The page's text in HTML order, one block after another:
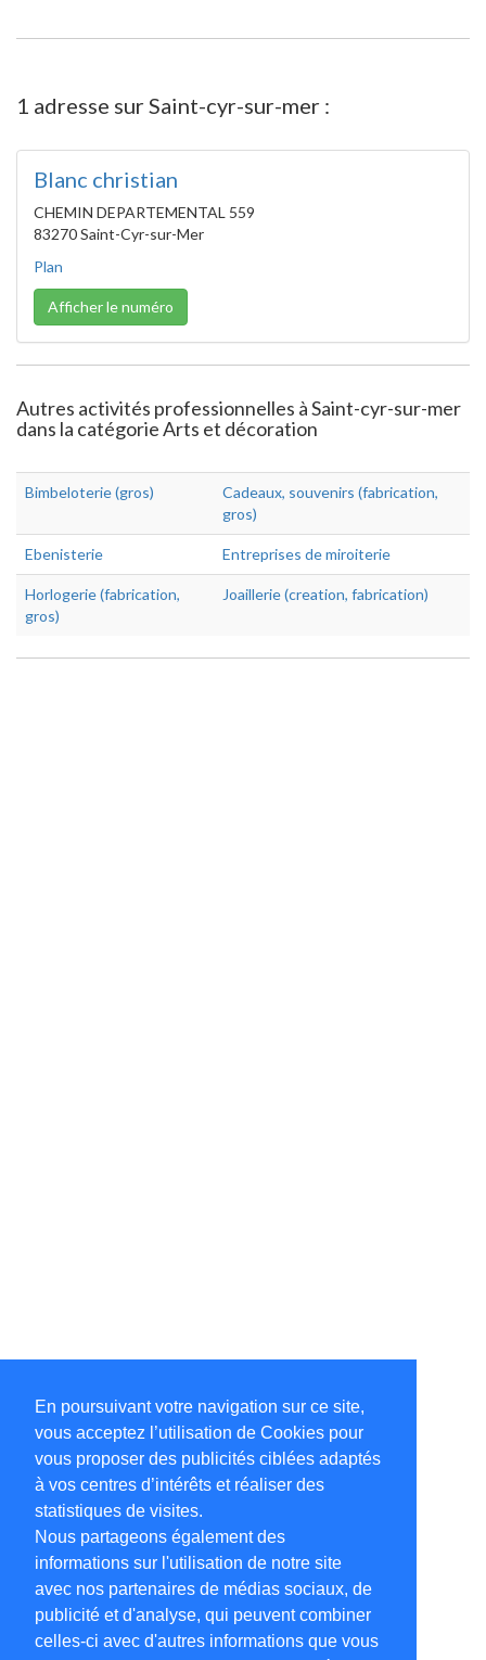
En poursuivant votre navigation sur ce site,
vous acceptez l’utilisation de Cookies pour
vous proposer des publicités ciblées adaptés
à vos centres d’intérêts et réaliser des
statistiques de visites.
Nous partageons également des
informations sur l'utilisation de notre site
avec nos partenaires de médias sociaux, de
publicité et d'analyse, qui peuvent combiner
celles-ci avec d'autres informations que vous
1 adresse sur Saint-cyr-sur-mer :
Blanc christian
CHEMIN DEPARTEMENTAL 559
83270 Saint-Cyr-sur-Mer
Plan
Afficher le numéro
Autres activités professionnelles à Saint-cyr-sur-mer
dans la catégorie Arts et décoration
Bimbeloterie (gros)
Cadeaux, souvenirs (fabrication,
gros)
Ebenisterie Entreprises de miroiterie
Horlogerie (fabrication,
gros)
Joaillerie (creation, fabrication)